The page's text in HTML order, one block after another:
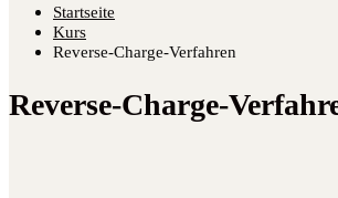
Startseite
Kurs
Reverse-Charge-Verfahren
Reverse-Charge-